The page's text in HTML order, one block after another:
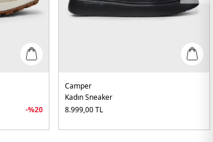
-%20
Camper
Kadın Sneaker
8.999,00TL